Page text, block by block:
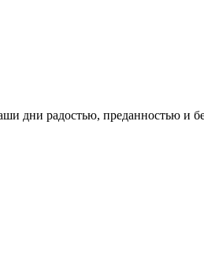
дни радостью, преданностью и